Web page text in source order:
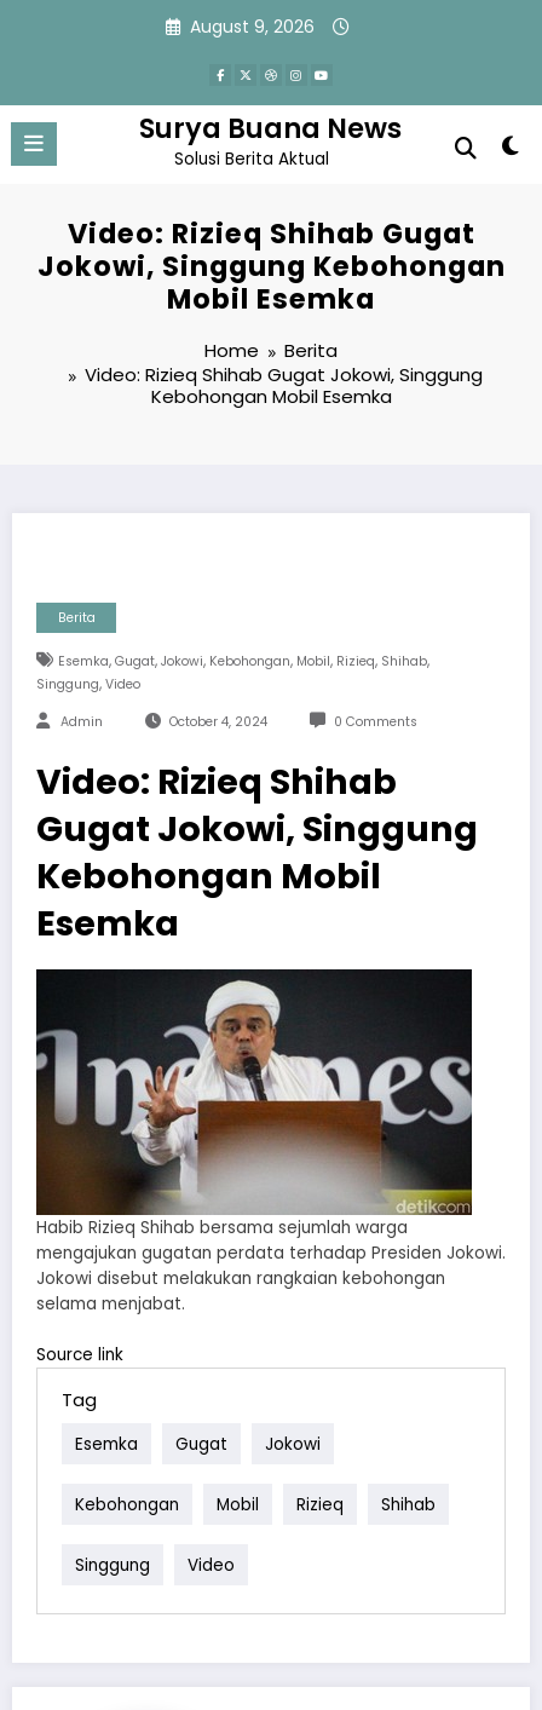
August 9, 2026
Surya Buana News
Solusi Berita Aktual
Video: Rizieq Shihab Gugat
Jokowi, Singgung Kebohongan
Mobil Esemka
Home
Berita
Video: Rizieq Shihab Gugat Jokowi, Singgung
Kebohongan Mobil Esemka
Berita
Esemka, Gugat, Jokowi, Kebohongan, Mobil, Rizieq, Shihab,
Singgung, Video
Admin October 4, 2024 0 Comments
Video: Rizieq Shihab
Gugat Jokowi, Singgung
Kebohongan Mobil
Esemka
Habib Rizieq Shihab bersama sejumlah warga
mengajukan gugatan perdata terhadap Presiden Jokowi.
Jokowi disebut melakukan rangkaian kebohongan
selama menjabat.
Source link
Tag
Esemka Gugat Jokowi
Kebohongan Mobil Rizieq Shihab
Singgung Video